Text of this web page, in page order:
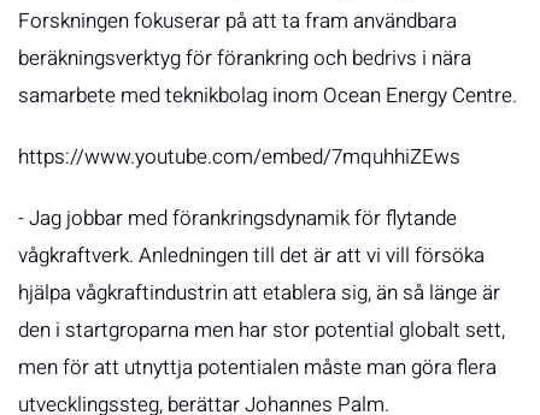
Forskningen fokuserar på att ta fram användbara
beräkningsverktyg för förankring och bedrivs i nära
samarbete med teknikbolag inom Ocean Energy Centre.
https://www.youtube.com/embed/7mquhhiZEws
- Jag jobbar med förankringsdynamik för flytande
vågkraftverk. Anledningen till det är att vi vill försöka
hjälpa vågkraftindustrin att etablera sig, än så länge är
den i startgroparna men har stor potential globalt sett,
men för att utnyttja potentialen måste man göra flera
utvecklingssteg, berättar Johannes Palm.